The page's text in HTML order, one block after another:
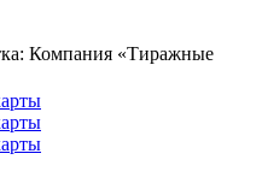
Компания «Тиражные